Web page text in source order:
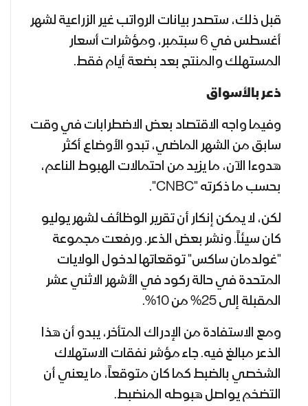
قبل ذلك، ستصدر بيانات الرواتب غير الزراعية لشهر
أغسطس في 6 سبتمبر، ومؤشرات أسعار
المستهلك والمنتج بعد بضعة أيام فقط.
ذعر بالأسواق
وفيما واجه الاقتصاد بعض الاضطرابات في وقت
سابق من الشهر الماضي، تبدو الأوضاع أكثر
هدوءا الآن، ما يزيد من احتمالات الهبوط الناعم،
بحسب ما ذكرته "CNBC
"
.
لكن، لا يمكن إنكار أن تقرير الوظائف لشهر يوليو
كان سيئاً. ونشر بعض الذعر. ورفعت مجموعة
"غولدمان ساكس" توقعاتها لدخول الولايات
المتحدة في حالة ركود في الأشهر الاثني عشر
المقبلة إلى 25% من 10%.
ومع الاستفادة من الإدراك المتأخر، يبدو أن هذا
الذعر مبالغ فيه. جاء مؤشر نفقات الاستهلاك
الشخصي بالضبط كما كان متوقعاً، ما يعني أن
التضخم يواصل هبوطه المنضبط.